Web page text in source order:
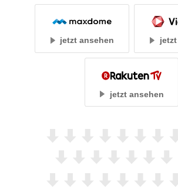
jetzt ansehen
jetzt ansehen